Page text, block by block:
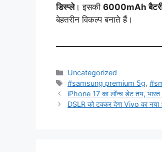
डिस्प्ले। इसकी 6000mAh
बेहतरीन विकल्प बनाते हैं।
Categories
Uncategorized
Tags
#samsung premium 5g,
iPhone 17 का लॉन्च डेट तय, भारत
DSLR को टक्कर देगा Vivo का नया